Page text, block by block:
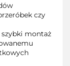
czy
montaż